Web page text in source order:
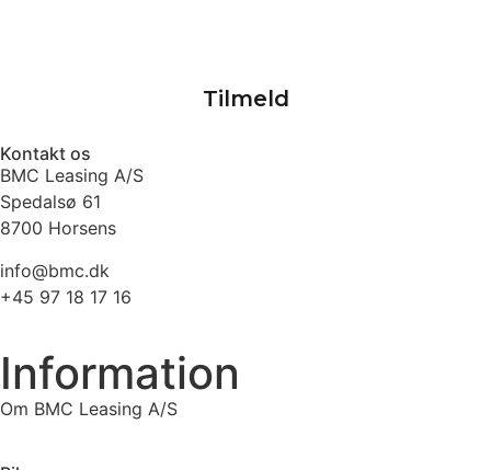
Kontakt os
BMC Leasing A/S
Spedalsø 61
8700 Horsens
info@bmc.dk
+45 97 18 17 16
Information
Om BMC Leasing A/S